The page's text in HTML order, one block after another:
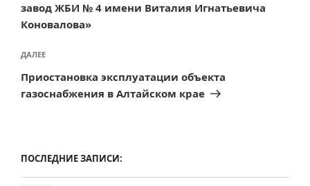
завод ЖБИ № 4 имени Виталия Игнатьевича
Коновалова»
Следующая
запись
ДАЛЕЕ
Приостановка эксплуатации объекта
газоснабжения в Алтайском крае
ПОСЛЕДНИЕ ЗАПИСИ: